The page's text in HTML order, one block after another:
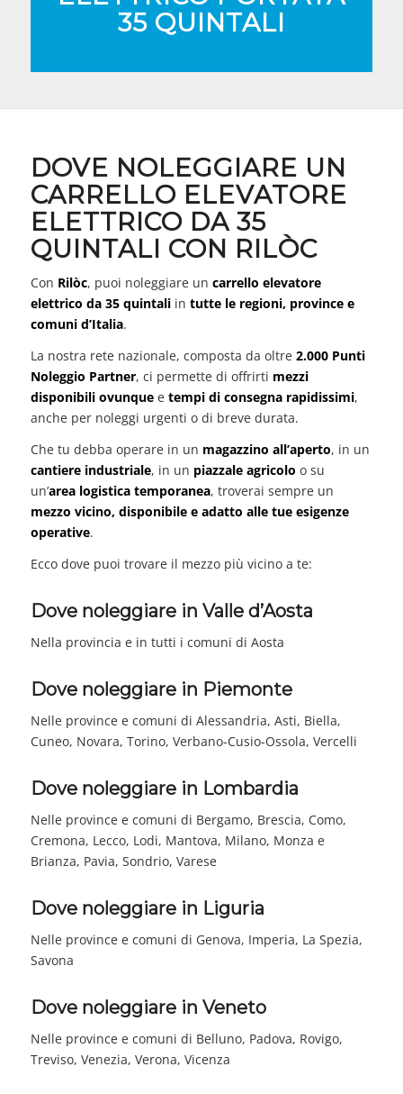
35 QUINTALI
DOVE NOLEGGIARE UN
CARRELLO ELEVATORE
ELETTRICO DA 35
QUINTALI CON RILÒC
Con Rilòc, puoi noleggiare un carrello elevatore
elettrico da 35 quintaliin tutte le regioni, province e
comuni d’Italia.
La nostra rete nazionale, composta da oltre 2.000 Punti
Noleggio Partner, ci permette di offrirti mezzi
disponibili ovunquee tempi di consegna rapidissimi,
anche per noleggi urgenti o di breve durata.
Che tu debba operare in un magazzino all’aperto, in un
cantiere industriale, in un piazzale agricolo o su
un’area logistica temporanea, troverai sempre un
mezzo vicino, disponibile e adatto alle tue esigenze
operative.
Ecco dove puoi trovare il mezzo più vicino a te:
Dove noleggiare in Valle d’Aosta
Nella provincia e in tutti i comuni di Aosta
Dove noleggiare in Piemonte
Nelle province e comuni di Alessandria, Asti, Biella,
Cuneo, Novara, Torino, Verbano-Cusio-Ossola, Vercelli
Dove noleggiare in Lombardia
Nelle province e comuni di Bergamo, Brescia, Como,
Cremona, Lecco, Lodi, Mantova, Milano, Monza e
Brianza, Pavia, Sondrio, Varese
Dove noleggiare in Liguria
Nelle province e comuni di Genova, Imperia, La Spezia,
Savona
Dove noleggiare in Veneto
Nelle province e comuni di Belluno, Padova, Rovigo,
Treviso, Venezia, Verona, Vicenza